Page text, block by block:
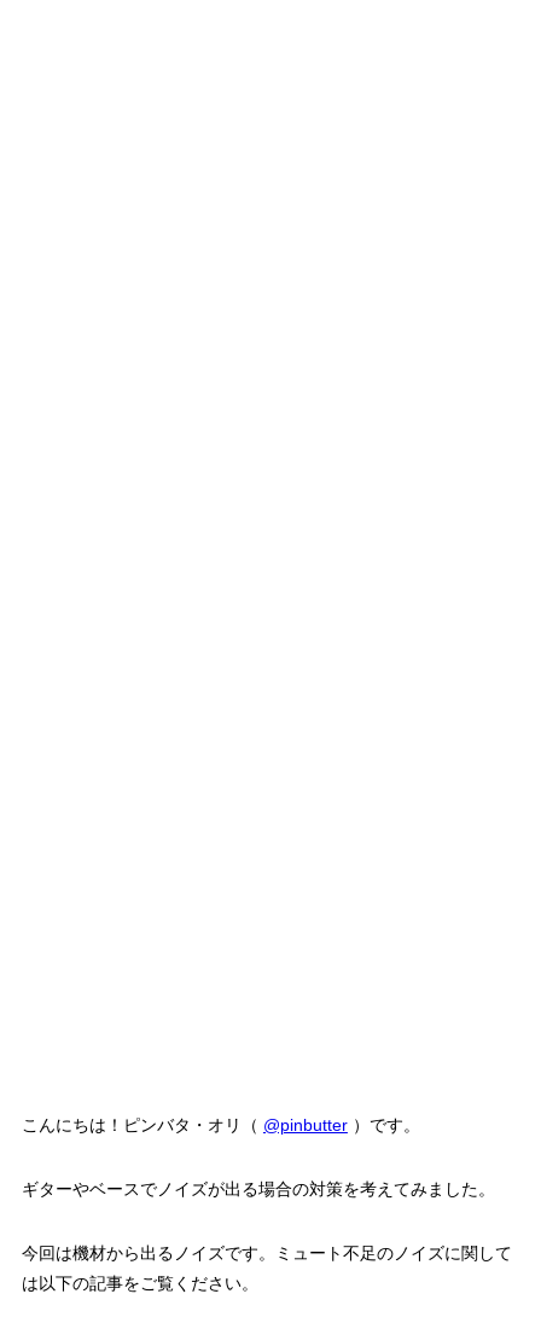
こんにちは！ピンバタ・オリ（ @pinbutter）です。
ギターやベースでノイズが出る場合の対策を考えてみました。
今回は機材から出るノイズです。ミュート不足のノイズに関して
は以下の記事をご覧ください。